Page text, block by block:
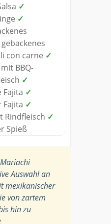
✓
✓
con carne ✓
BBQ-
✓
Fajita ✓
Fajita ✓
Rindfleisch ✓
Spieß
Auswahl an
mexikanischer
von zartem
hin zu